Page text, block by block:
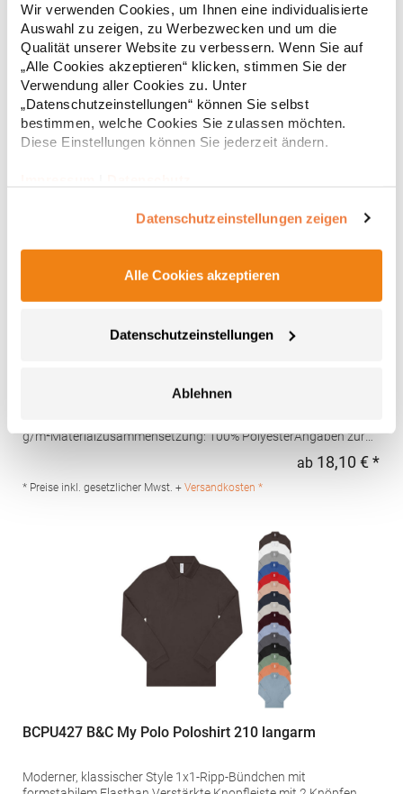
Wir verwenden Cookies, um Ihnen eine individualisierte
Auswahl zu zeigen, zu Werbezwecken und um die
Qualität unserer Website zu verbessern. Wenn Sie auf
„Alle Cookies akzeptieren“ klicken, stimmen Sie der
Verwendung aller Cookies zu. Unter
„Datenschutzeinstellungen“ können Sie selbst
bestimmen, welche Cookies Sie zulassen möchten.
Diese Einstellungen können Sie jederzeit ändern.
Datenschutzeinstellungen zeigen
Alle Cookies akzeptieren
Datenschutzeinstellungen
Ablehnen
mit Polyfilm für Formstabilität Flachstrick-Kragen und
Ärmelbündchen in Rippstrick Doppelnähte an Schultern
Verstärkte Nähte an stark beanspruchten Stellen Neutrales
Etikett im Kragen für die einfache Veredelung/Personalisierung
Verstärkte Knopfleiste mit drei Knöpfen Aufgesetzte
Brusttasche mit Knopfverschluss Verstärkte Seitenschlitze
Ersatzknopf Stehkragen Angesetzte Ärmel Weiches Piquet-
Gewebe mit COOL-DRY feuchtigkeitsabsorbierenden
Eigenschaften, Atmungsaktivität und Verzugkontrolle Weicher,
R312XHersteller: Result Clothing Ltd. Narcisova 1 821 01
ab16,05 € *
* Preise inkl. gesetzlicher Mwst. + Versandkosten *
W475 Henbury Herren Coolplus®
g/m²Materialzusammensetzung: 100% PolyesterAngaben zur
Kingsfordweg 151 1043GR Amsterdam Niederlande E-Mail:
marketing@henbury.com
ab 18,10 € *
* Preise inkl. gesetzlicher Mwst. + Versandkosten *
BCPU427 B&C My Polo Poloshirt 210 langarm
Moderner, klassischer Style 1x1-Ripp-Bündchen mit